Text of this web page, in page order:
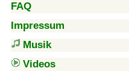
FAQ
Impressum
Musik
Videos